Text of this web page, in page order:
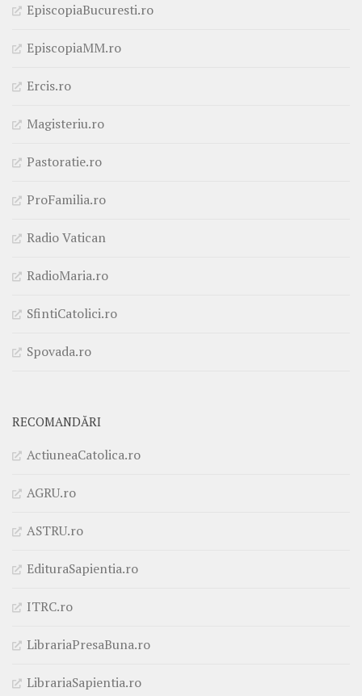
EpiscopiaBucuresti.ro
EpiscopiaMM.ro
Ercis.ro
Magisteriu.ro
Pastoratie.ro
ProFamilia.ro
Radio Vatican
RadioMaria.ro
SfintiCatolici.ro
Spovada.ro
RECOMANDĂRI
ActiuneaCatolica.ro
AGRU.ro
ASTRU.ro
EdituraSapientia.ro
ITRC.ro
LibrariaPresaBuna.ro
LibrariaSapientia.ro